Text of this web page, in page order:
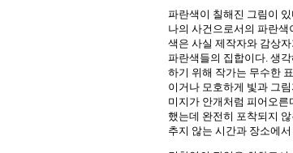
파란색이 칠해진 그림이
나의 사건으로서의 파란
색은 사실 제작자와 감상
파란색들의 집합이다. 생
하기 위해 작가는 무수한
이거나 모호하게 빛과 그
미지가 안개처럼 피어오른
했는데 완전히 포착되지
추지 않는 시간과 장소에